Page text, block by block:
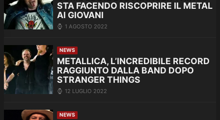
STA FACENDO RISCOPRIRE IL METAL
AI GIOVANI
1 AGOSTO 2022
NEWS
METALLICA, L’INCREDIBILE RECORD
RAGGIUNTO DALLA BAND DOPO
STRANGER THINGS
12 LUGLIO 2022
NEWS